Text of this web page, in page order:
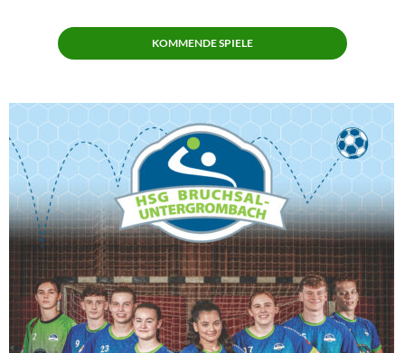
KOMMENDE SPIELE